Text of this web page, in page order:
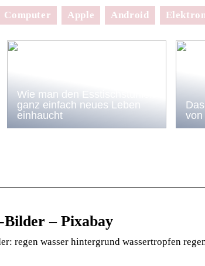
Computer Apple Android
Wie man den Esstischstühlen
ganz einfach neues Leben
einhaucht
von
Bilder – Pixabay
regen wasser hintergrund wassertropfen